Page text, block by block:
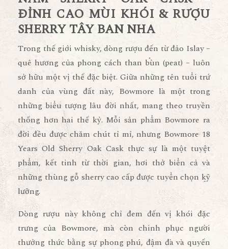
ĐỈNH CAO MÙI KHÓI & RƯỢU
SHERRY TÂY BAN NHA
Trong thế giới whisky, dòng rượu đến từ đảo Islay –
quê hương của phong cách than bùn (peat) – luôn
sở hữu một vị thế đặc biệt. Giữa những tên tuổi trứ
danh của vùng đất này, Bowmore là một trong
những biểu tượng lâu đời nhất, mang theo truyền
thống hơn hai thế kỷ. Mỗi sản phẩm Bowmore ra
đời đều được chăm chút tỉ mỉ, nhưng Bowmore 18
Years Old Sherry Oak Caskthực sự là một tuyệt
phẩm, kết tinh từ thời gian, hơi thở biển cả và
những thùng gỗ sherry cao cấp được tuyển chọn kỹ
lưỡng.
Dòng rượu này không chỉ đem đến vị khói đặc
trưng của Bowmore, mà còn chinh phục người
thưởng thức bằng sự phong phú, đậm đà và quyến